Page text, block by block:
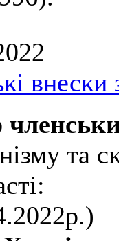
внески
та